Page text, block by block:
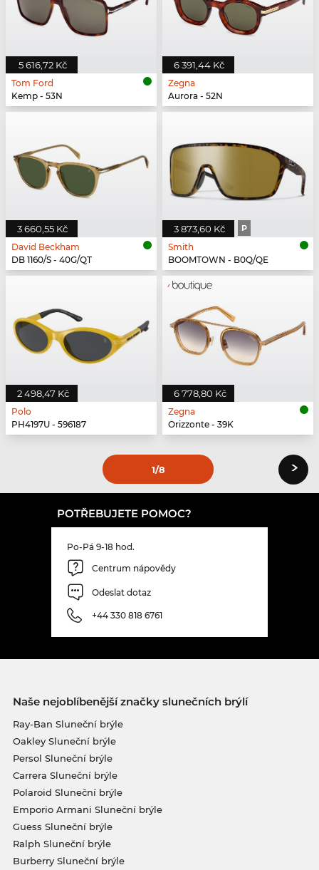
5 616,72 Kč
Tom Ford
Kemp - 53N
6 391,44 Kč
Zegna
Aurora - 52N
3 660,55 Kč
David Beckham
DB 1160/S - 40G/QT
3 873,60 Kč P
Smith
BOOMTOWN - B0Q/QE
2 498,47 Kč
Polo
PH4197U - 596187
6 778,80 Kč
Zegna
Orizzonte - 39K
1/8 ›
POTŘEBUJETE POMOC?
Po-Pá 9-18 hod.
Centrum nápovědy
Odeslat dotaz
+44 330 818 6761
Naše nejoblíbenější značky slunečních brýlí
Ray-Ban Sluneční brýle
Oakley Sluneční brýle
Persol Sluneční brýle
Carrera Sluneční brýle
Polaroid Sluneční brýle
Emporio Armani Sluneční brýle
Guess Sluneční brýle
Ralph Sluneční brýle
Burberry Sluneční brýle